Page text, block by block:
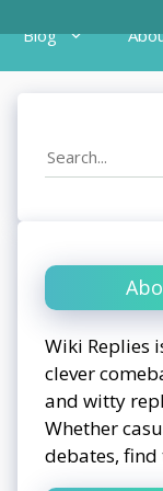
Blog
Search
Wiki Replies
clever
and witty
Whether
debates, find